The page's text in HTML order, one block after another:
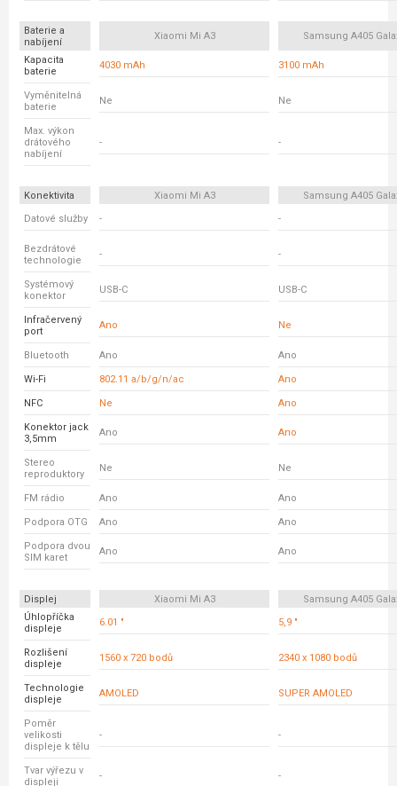
Baterie a
nabíjení
Xiaomi Mi A3 Samsung A405
Kapacita
baterie
4030 mAh 3100 mAh
Vyměnitelná
baterie
Ne Ne
Max. výkon
drátového
nabíjení
- -
Konektivita Xiaomi Mi A3
Samsung A405
Datové služby
- -
Bezdrátové
technologie
- -
Systémový
konektor
USB-C USB-C
Infračervený
port
Ano Ne
Bluetooth Ano Ano
Wi-Fi 802.11 a/b/g/n/ac Ano
NFC Ne Ano
Konektor jack
3,5mm
Ano Ano
Stereo
reproduktory
Ne Ne
FM rádio Ano Ano
Podpora OTG Ano Ano
Podpora dvou
SIM karet
Ano Ano
Displej Xiaomi Mi A3
Samsung A405
Úhlopříčka
displeje
6.01 " 5,9 "
Rozlišení
displeje
1560 x 720 bodů 2340 x 1080 bodů
Technologie
displeje
AMOLED SUPER AMOLED
Poměr
velikosti
displeje k tělu
- -
Tvar výřezu v
displeji
- -